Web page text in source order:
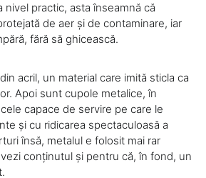
nivel practic, asta înseamnă că
de aer și de contaminare, iar
fără să ghicească.
acril, un material care imită sticla ca
Apoi sunt cupole metalice, în
capace de servire pe care le
și cu ridicarea spectaculoasă a
însă, metalul e folosit mai rar
conținutul și pentru că, în fond, un